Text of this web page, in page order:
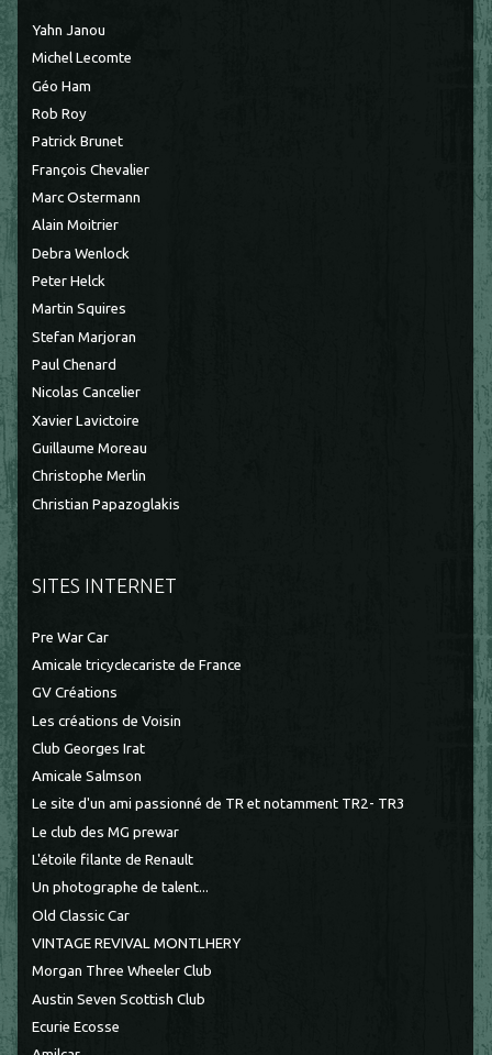
Yahn Janou
Michel Lecomte
Géo Ham
Rob Roy
Patrick Brunet
François Chevalier
Marc Ostermann
Alain Moitrier
Debra Wenlock
Peter Helck
Martin Squires
Stefan Marjoran
Paul Chenard
Nicolas Cancelier
Xavier Lavictoire
Guillaume Moreau
Christophe Merlin
Christian Papazoglakis
SITES INTERNET
Pre War Car
Amicale tricyclecariste de France
GV Créations
Les créations de Voisin
Club Georges Irat
Amicale Salmson
Le site d'un ami passionné de TR et notamment TR2- TR3
Le club des MG prewar
L'étoile filante de Renault
Un photographe de talent...
Old Classic Car
VINTAGE REVIVAL MONTLHERY
Morgan Three Wheeler Club
Austin Seven Scottish Club
Ecurie Ecosse